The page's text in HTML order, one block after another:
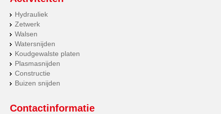
Hydrauliek
Zetwerk
Walsen
Watersnijden
Koudgewalste platen
Plasmasnijden
Constructie
Buizen snijden
Contactinformatie